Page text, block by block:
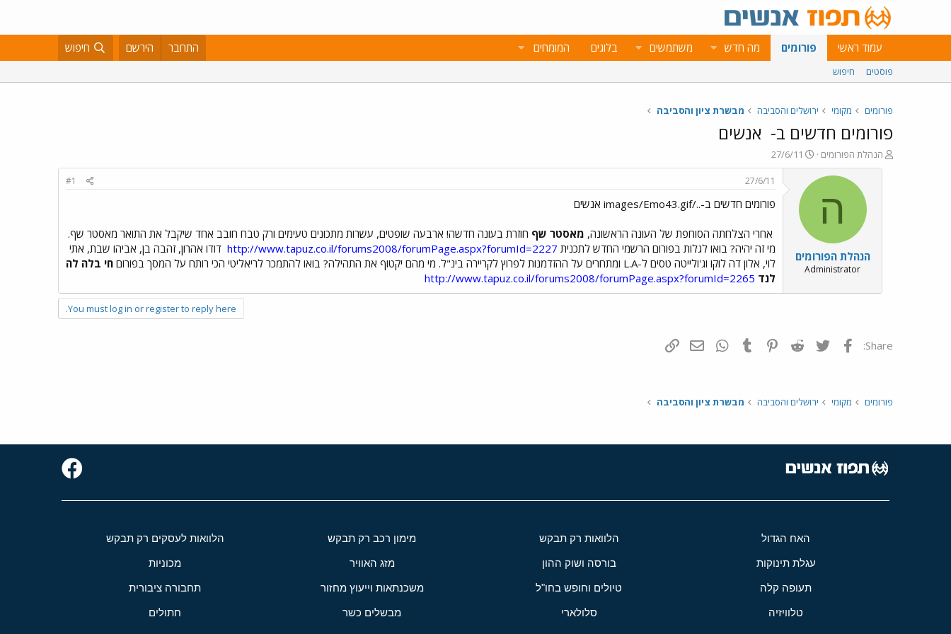
עמוד ראשי פורומים מה חדש משתמשים בלוגים המומחים התחבר הירשם חיפוש
פוסטים חיפוש
פורומים מקומי ירושלים והסביבה מבשרת ציון והסביבה
פורומים חדשים ב- אנשים
פ
ו
הנהלת הפורומים
פ
ו
ס
ם
ב
ת
ר
27/6/11
ה
הנהלת הפורומים
Administrator
27/6/11
#1
פורומים חדשים ב-../images/Emo43.gif אנשים
אחרי הצלחתה הסוחפת של העונה הראשונה, מאסטר שף חוזרת בעונה חדשה! ארבעה שופטים, עשרות מתכונים טעימים ורק טבח חובב אחד שיקבל את התואר מאסטר שף.
מי זה יהיה? בואו לגלות בפורום הרשמי החדש לתכנית http://www.tapuz.co.il/forums2008/forumPage.aspx?forumId=2227 דודו אהרון, זהבה בן, אביהו שבת, אתי
לוי, אלון דה לוקו וג'ולייטה טסים ל-L.A ומתחרים על ההזדמנות לפרוץ לקריירה בינ"ל. מי מהם יקטוף את התהילה? בואו להתמכר לריאליטי הכי רותח על המסך בפורום
חי בלה לה
לנד http://www.tapuz.co.il/forums2008/forumPage.aspx?forumId=2265
You must log in or register to reply here.
Share: פייסבוק Twitter
Reddit
Pinterest
Tumblr
WhatsAppדואר אלקטרוני
פורומים מקומי ירושלים והסביבה מבשרת ציון והסביבה
האח הגדול הלוואות רק תבקש מימון רכב רק תבקש הלוואות לעסקים רק תבקש
עגלת תינוקות בורסה ושוק ההון מזג האוויר מכוניות
תעופה קלה טיולים וחופש בחו"ל משכנתאות וייעוץ מחזור תחבורה ציבורית
טלוויזיה סלולארי מבשלים כשר חתולים